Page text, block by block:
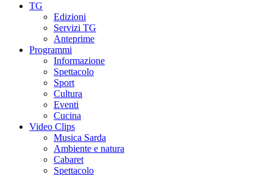
TG
Edizioni
Servizi TG
Anteprime
Programmi
Informazione
Spettacolo
Sport
Cultura
Eventi
Cucina
Video Clips
Musica Sarda
Ambiente e natura
Cabaret
Spettacolo